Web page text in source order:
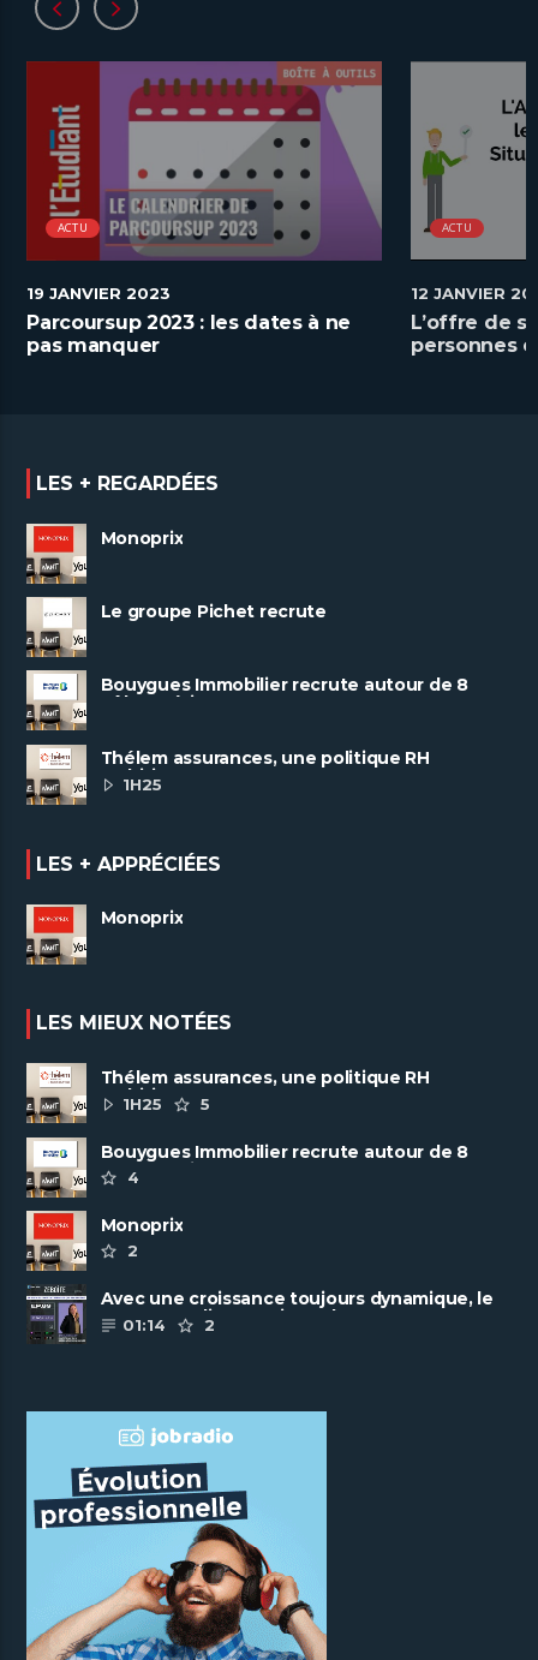
ACTU
19 JANVIER 2023
Parcoursup 2023 : les dates à ne
pas manquer
ACTU
12 JANVIER
L’offre de
personnes
LES + REGARDÉES
Monoprix
Le groupe Pichet recrute
Bouygues Immobilier recrute autour de 8
pôles métiers
Thélem assurances, une politique RH
ambitieuse
1H25
LES + APPRÉCIÉES
Monoprix
LES MIEUX NOTÉES
Thélem assurances, une politique RH
ambitieuse
1H25 5
Bouygues Immobilier recrute autour de 8
pôles métiers
4
Monoprix
2
Avec une croissance toujours dynamique, le
groupe Scalian continue de ......
01:14 2